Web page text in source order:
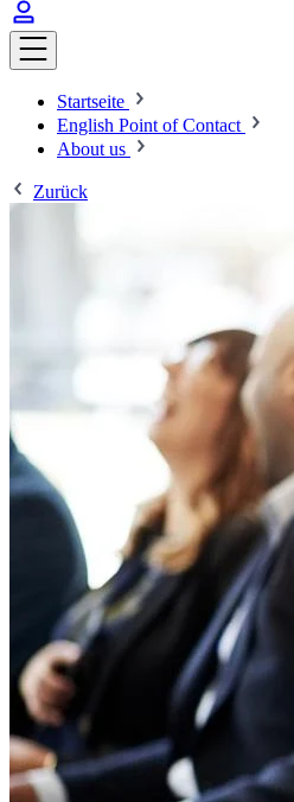
Startseite
English Point of Contact
About us
Zurück